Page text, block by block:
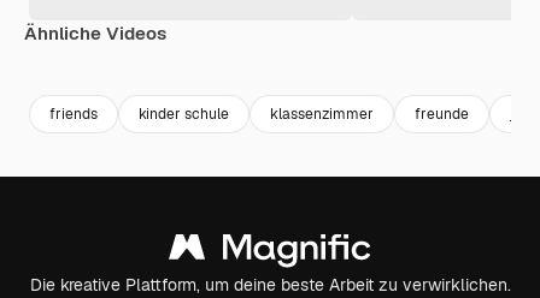
Ähnliche Videos
friends kinder schule klassenzimmer freunde
Die kreative Plattform, um deine beste Arbeit zu verwirklichen.